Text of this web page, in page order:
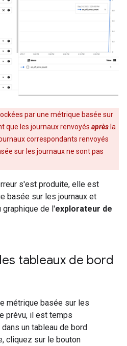
par une métrique basée sur
que les journaux renvoyés après la
correspondants renvoyés
sur les journaux ne sont pas
s'est produite, elle est
basée sur les journaux et
graphique de l'explorateur de
tableaux de bord
métrique basée sur les
prévu, il est temps
un tableau de bord
cliquez sur le bouton